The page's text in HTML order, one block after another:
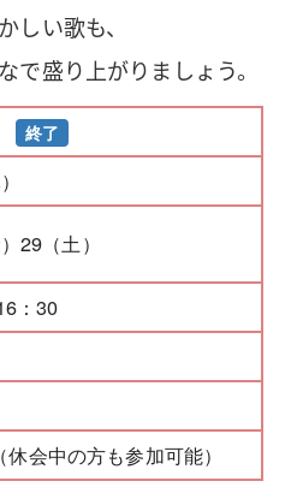
しい歌も、
で盛り上がりましょう。
終了
29（土）
：30
会中の方も参加可能）